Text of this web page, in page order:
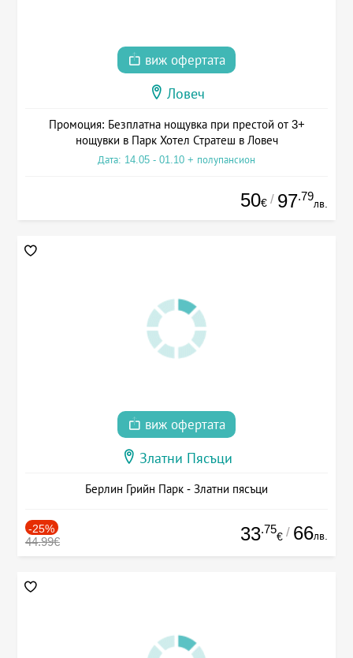
виж офертата
Ловеч
Промоция: Безплатна нощувка при престой от 3+
нощувки в Парк Хотел Стратеш в Ловеч
Дата: 14.05 - 01.10 + полупансион
50€ / 97.79
лв.
виж офертата
Златни Пясъци
Берлин Грийн Парк - Златни пясъци
-25%
44.99€ 33.75
€ / 66лв.